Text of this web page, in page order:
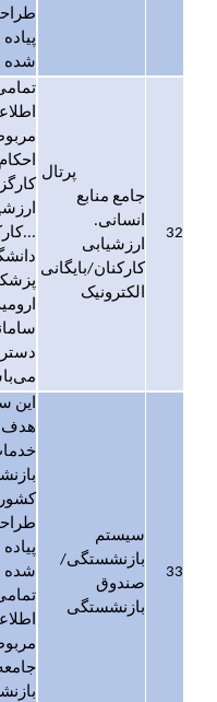
شده
32
پرتال
جامع منابع
انسانی.
ارزشیابی
کارکنان/بایگانی
الکترونیک
احکام
33
سیستم
بازنشستگی/
صندوق
بازنشستگی
این
هدف
شده